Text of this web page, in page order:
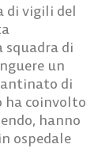
di vigili del
squadra di
un
di
ha coinvolto
hanno
ospedale